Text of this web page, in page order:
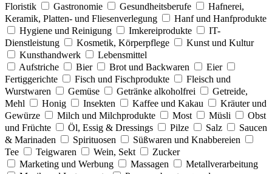
Floristik
Gastronomie Gesundheitsberufe
Hafnerei,
Keramik, Platten- und Fliesenverlegung
Hanf und Hanfprodukte
Hygiene und Reinigung
Imkereiprodukte
IT-
Dienstleistung
Kosmetik, Körperpflege
Kunst und Kultur
Kunsthandwerk
Lebensmittel
Aufstriche
Bier Brot und Backwaren
Eier
Fertiggerichte
Fisch und Fischprodukte
Fleisch und
Wurstwaren
Gemüse Getränke alkoholfrei
Getreide,
Mehl
Honig Insekten Kaffee und Kakau
Kräuter und
Gewürze
Milch und Milchprodukte Most Müsli
Obst
und Früchte
Öl, Essig & Dressings Pilze Salz
Saucen
& Marinaden
Spirituosen
Süßwaren und Knabbereien
Tee
Teigwaren Wein, Sekt
Zucker
Marketing und Werbung
Massagen
Metallverarbeitung